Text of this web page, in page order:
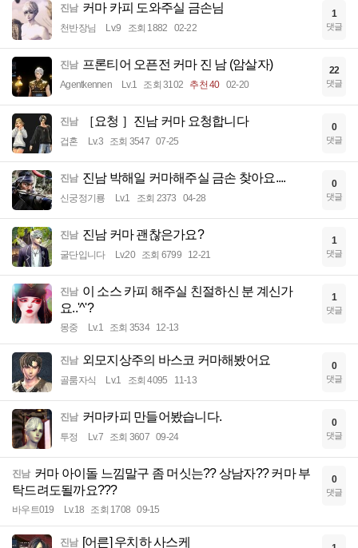
진남 커마 카피 도와주실 금손님
천반장님 Lv.9 조회 1882 02-22
1
댓글
진남 프론티어 오픈전 커마 진 남 (암살자)
Agentkennen Lv.1 조회 3102 추천 40 02-20
22
댓글
진남 ［요청 ］진남 커마 요청합니다
겁혼 Lv.3 조회 3547 07-25
0
댓글
진남 진남 박해일 커마해주실 금손 찾아요....
신궁정기룡 Lv.1 조회 2373 04-28
0
댓글
진남 진남 커마 괜찮은가요?
굴단입니다 Lv.20 조회 6799 12-21
1
댓글
진남 이 소스 카피 해주실 친절하신 분 계신가
요..'^'?
몽중 Lv.1 조회 3534 12-13
1
댓글
진남 외모지상주의 바스코 커마해봤어요
골룸자식 Lv.1 조회 4095 11-13
0
댓글
진남 커마카피 만들어봤습니다.
투정 Lv.7 조회 3607 09-24
0
댓글
진남 커마 아이돌 느낌말구 좀 머싯는?? 상남자?? 커마 부
탁드려도될까요???
바우트019 Lv.18 조회 1708 09-15
0
댓글
진남 [어른] 우치하 사스케